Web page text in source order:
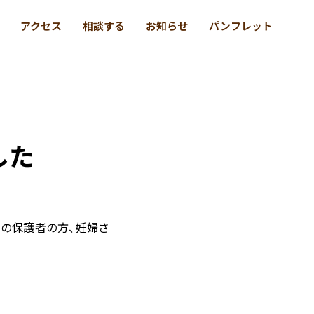
アクセス 相談する お知らせ パンフレット
保護者の方、妊婦さ